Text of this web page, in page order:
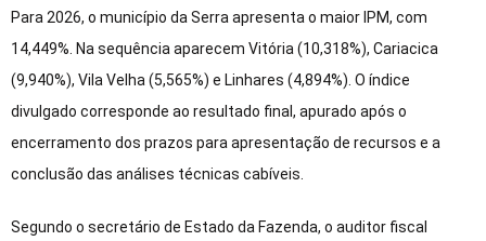
Para 2026, o município da Serra apresenta o maior IPM, com
14,449%. Na sequência aparecem Vitória (10,318%), Cariacica
(9,940%), Vila Velha (5,565%) e Linhares (4,894%). O índice
divulgado corresponde ao resultado final, apurado após o
encerramento dos prazos para apresentação de recursos e a
conclusão das análises técnicas cabíveis.
Segundo o secretário de Estado da Fazenda, o auditor fiscal